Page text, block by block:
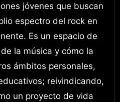
jóvenes que buscan
espectro del rock en
Es un espacio de
la música y cómo la
ámbitos personales,
reivindicando,
un proyecto de vida